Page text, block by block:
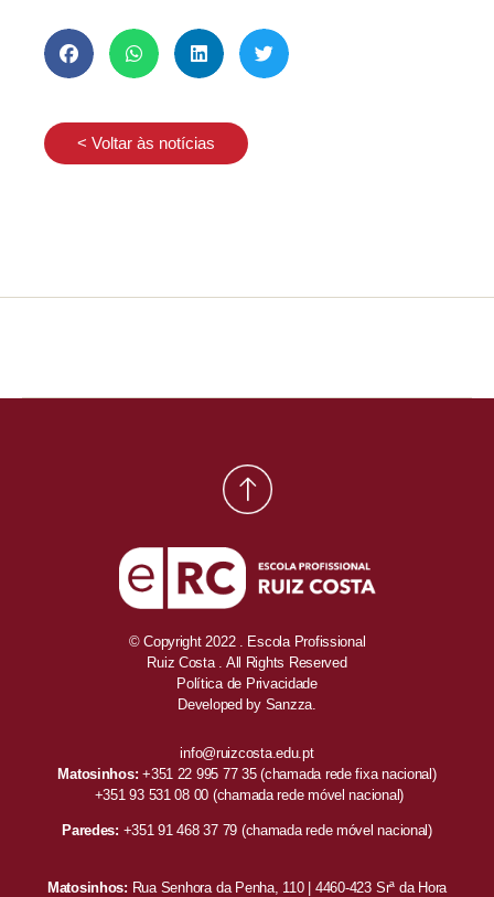
< Voltar às notícias
© Copyright 2022 . Escola Profissional
Ruiz Costa . All Rights Reserved
Política de Privacidade
Developed by Sanzza.
info@ruizcosta.edu.pt
Matosinhos: +351 22 995 77 35(chamada rede fixa nacional)
+351 93 531 08 00 (chamada rede móvel nacional)
Paredes: +351 91 468 37 79 (chamada rede móvel nacional)
Matosinhos: Rua Senhora da Penha, 110 | 4460-423 Srª da Hora